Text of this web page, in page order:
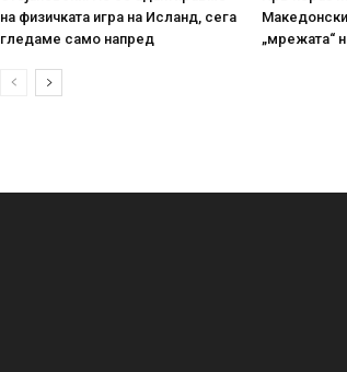
на физичката игра на Исланд, сега
гледаме само напред
„мрежата“